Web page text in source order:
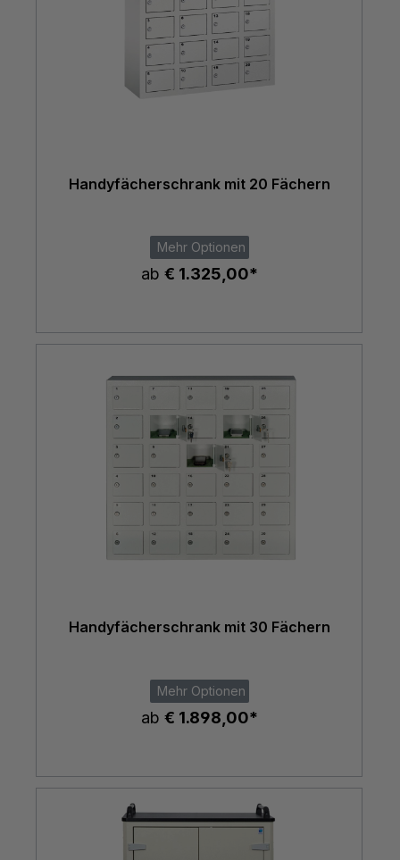
Handyfächerschrank mit 20 Fächern
Mehr Optionen
ab € 1.325,00*
Handyfächerschrank mit 30 Fächern
Mehr Optionen
ab € 1.898,00*